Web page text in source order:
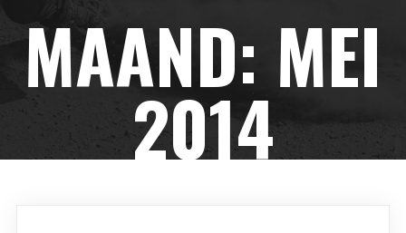
MAAND: MEI
2014